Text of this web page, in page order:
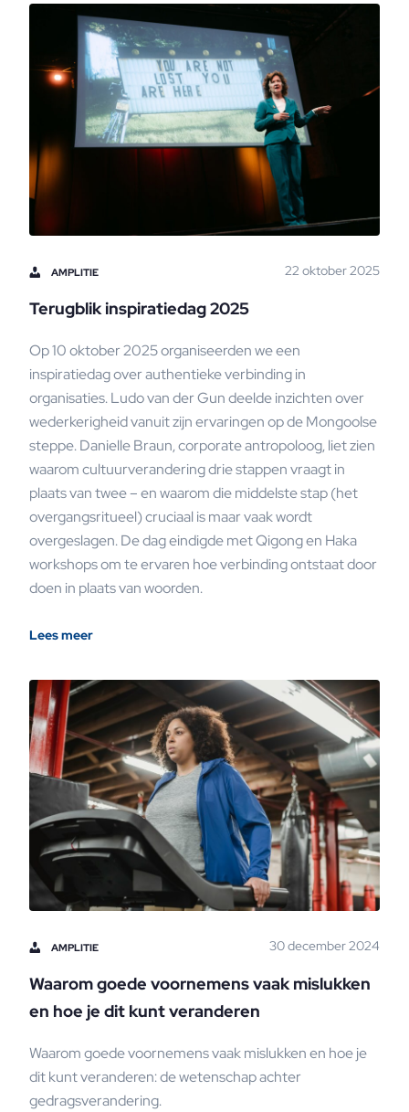
AMPLITIE 22 oktober 2025
Terugblik inspiratiedag 2025
Op 10 oktober 2025 organiseerden we een
inspiratiedag over authentieke verbinding in
organisaties. Ludo van der Gun deelde inzichten over
wederkerigheid vanuit zijn ervaringen op de Mongoolse
steppe. Danielle Braun, corporate antropoloog, liet zien
waarom cultuurverandering drie stappen vraagt in
plaats van twee – en waarom die middelste stap (het
overgangsritueel) cruciaal is maar vaak wordt
overgeslagen. De dag eindigde met Qigong en Haka
workshops om te ervaren hoe verbinding ontstaat door
doen in plaats van woorden.
Lees meer
AMPLITIE 30 december 2024
Waarom goede voornemens vaak mislukken
en hoe je dit kunt veranderen
Waarom goede voornemens vaak mislukken en hoe je
dit kunt veranderen: de wetenschap achter
gedragsverandering.